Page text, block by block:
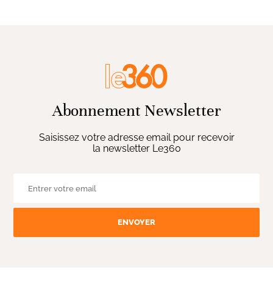
Abonnement Newsletter
Saisissez votre adresse email pour recevoir
la newsletter Le360
ENVOYER